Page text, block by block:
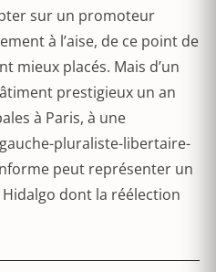
sur un promoteur
à l’aise, de ce point de
mieux placés. Mais d’un
prestigieux un an
à Paris, à une
pluraliste-libertaire-
peut représenter un
dont la réélection